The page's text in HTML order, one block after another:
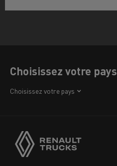
Choisissez votre pays
Choisissez votre pays